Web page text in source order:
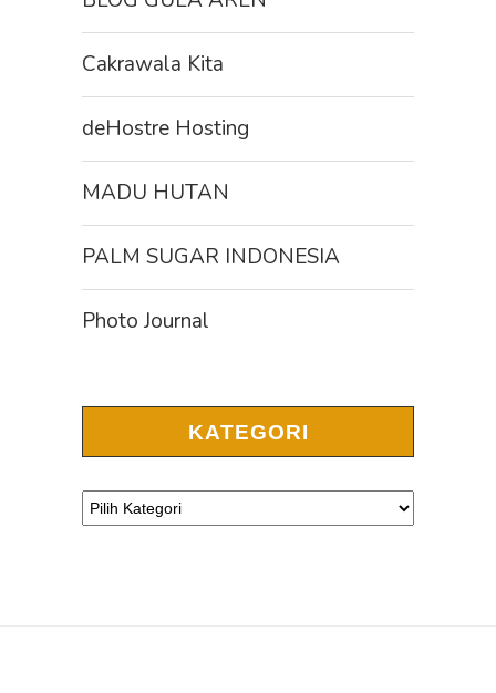
Cakrawala Kita
deHostre Hosting
MADU HUTAN
PALM SUGAR INDONESIA
Photo Journal
KATEGORI